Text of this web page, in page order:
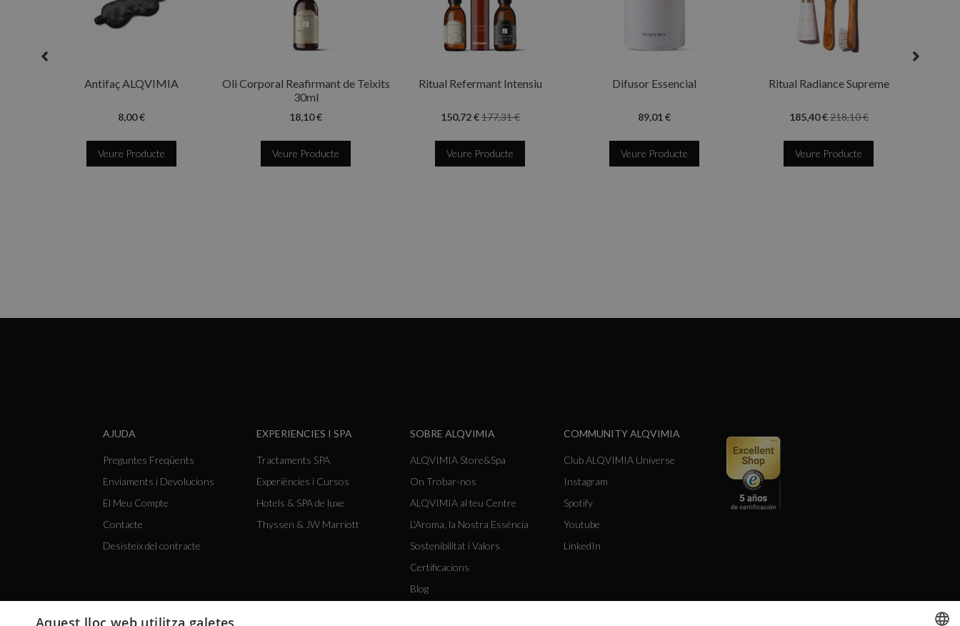
Antifaç ALQVIMIA
8,00 €
Veure Producte
Oli Corporal Reafirmant de Teixits
30ml
18,10 €
Veure Producte
Ritual Refermant Intensiu
150,72 €177,31 €
Veure Producte
Difusor Essencial
89,01 €
Veure Producte
Ritual Radiance Supreme
185,40 €218,10 €
Veure Producte
AJUDA
Preguntes Freqüents
Enviaments i Devolucions
El Meu Compte
Contacte
Desisteix del contracte
EXPERIENCIES I SPA
Tractaments SPA
Experiències i Cursos
Hotels & SPA de luxe
Thyssen & JW Marriott
SOBRE ALQVIMIA
ALQVIMIA Store&Spa
On Trobar-nos
ALQVIMIA al teu Centre
L'Aroma, la Nostra Essència
Sostenibilitat i Valors
Certificacions
Blog
COMMUNITY ALQVIMIA
Club ALQVIMIA Universe
Instagram
Spotify
Youtube
LinkedIn
Aquest lloc web utilitza galetes